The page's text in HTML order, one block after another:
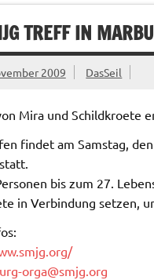
TREFF IN
2009 DasSeil
Mira und Schildkroete
findet am Samstag,
bis zum 27.
in Verbindung setzen,
orga@smjg.org